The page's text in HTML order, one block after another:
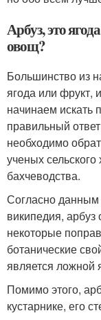
Арбуз, это
овощ?
Большинство из
ягода или фрукт,
начинаем искать
правильный
необходимо
ученых
бахчеводства.
Согласно данным
википедия, арбуз
некоторые
ботанические
является ложной
Помимо этого,
кустарнике, его